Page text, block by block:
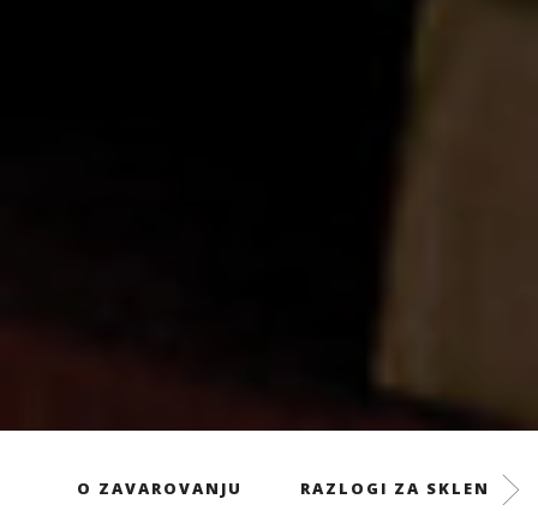
O ZAVAROVANJU RAZLOGI ZA SKLENITEV